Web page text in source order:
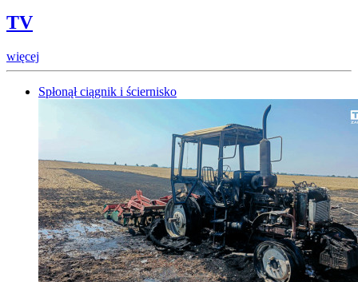
TV
więcej
Spłonął ciągnik i ściernisko